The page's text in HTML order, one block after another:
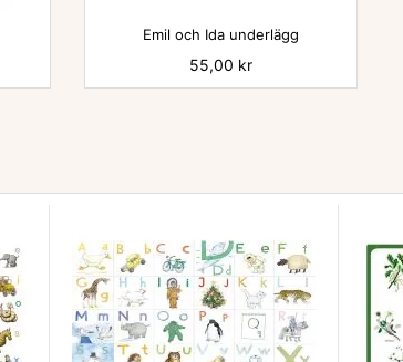

Emil och Ida underlägg
Pris
55,00 kr